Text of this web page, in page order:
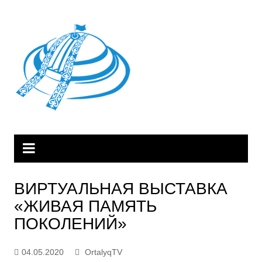
ВИРТУАЛЬНАЯ ВЫСТАВКА
«ЖИВАЯ ПАМЯТЬ
ПОКОЛЕНИЙ»
04.05.2020 OrtalyqTV